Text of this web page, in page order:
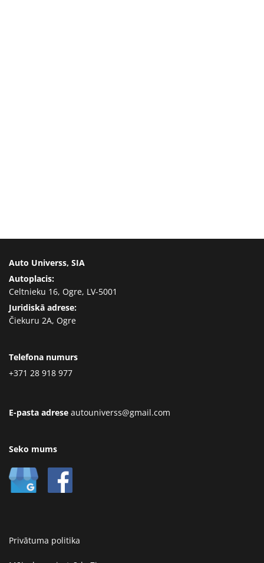
Auto Universs, SIA
Autoplacis:
Celtnieku 16, Ogre, LV-5001
Juridiskā adrese:
Čiekuru 2A, Ogre
Telefona numurs
+371 28 918 977
E-pasta adrese autouniverss@gmail.com
Seko mums
Privātuma politika